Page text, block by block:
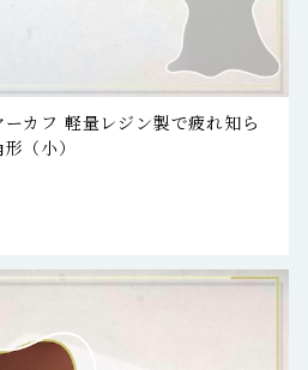
カフ 軽量レジン製で疲れ知ら
（小）